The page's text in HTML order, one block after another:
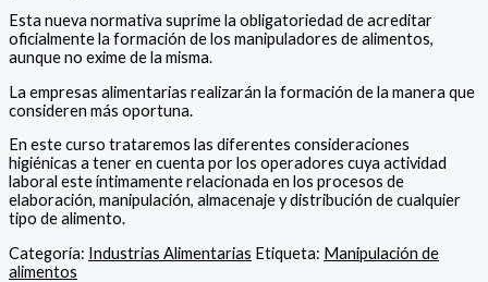
Esta nueva normativa suprime la obligatoriedad de acreditar
oficialmente la formación de los manipuladores de alimentos,
aunque no exime de la misma.
La empresas alimentarias realizarán la formación de la manera que
consideren más oportuna.
En este curso trataremos las diferentes consideraciones
higiénicas a tener en cuenta por los operadores cuya actividad
laboral este íntimamente relacionada en los procesos de
elaboración, manipulación, almacenaje y distribución de cualquier
tipo de alimento.
Categoría: Industrias Alimentarias Etiqueta: Manipulación de
alimentos